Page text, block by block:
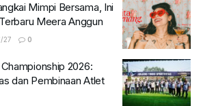
Mimpi Bersama, Ini
Meera Anggun
27 0
2026:
dan Pembinaan Atlet